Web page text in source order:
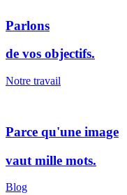
Parlons
de vos objectifs.
Notre travail
Parce qu'une image
vaut mille mots.
Blog